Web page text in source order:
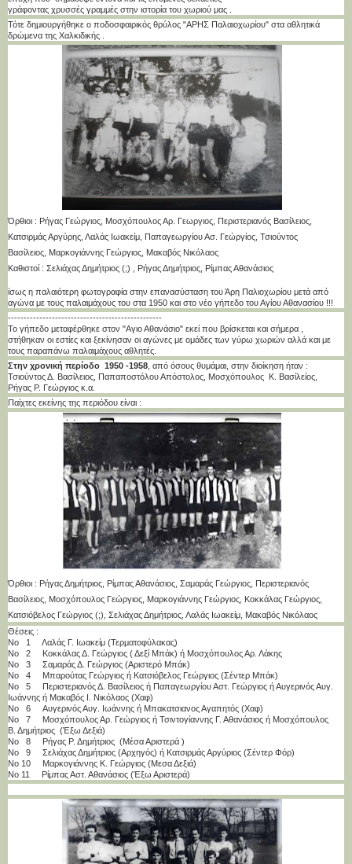
γράφοντας χρυσσές γραμμές στην ιστορία του χωριού μας .
Τότε δημιουργήθηκε ο ποδοσφαιρικός θρύλος "ΑΡΗΣ Παλαιοχωρίου" στα αθλητικά
δρώμενα της Χαλκιδικής .
Όρθιοι : Ρήγας Γεώργιος, Μοσχόπουλος Αρ. Γεωργιος, Περιστεριανός Βασίλειος,
Κατσιρμάς Αργύρης, Λαλάς Ιωακείμ, Παπαγεωργίου Ασ. Γεώργίος, Τσιούντος
Βασίλειος, Μαρκογιάννης Γεώργιος, Μακαβός Νικόλαος
Καθιστοί : Σελιάχας Δημήτριος (;) , Ρήγας Δημήτριος, Ρίμπας Αθανάσιος
ίσως η παλαιότερη φωτογραφία στην επανασύσταση του Άρη Παλιοχωρίου μετά από
αγώνα με τους παλαιμάχους του στα 1950 και στο νέο γήπεδο του Αγίου Αθανασίου !!!
-------------------------------------------------
Το γήπεδο μεταφέρθηκε στον "Αγιο Αθανάσιο" εκεί που βρίσκεται και σήμερα ,
στήθηκαν οι εστίες και ξεκίνησαν οι αγώνες με ομάδες των γύρω χωριών αλλά και με
τους παραπάνω παλαιμάχους αθλητές.
Στην χρονική περίοδο 1950 -1958 , από όσους θυμάμαι, στην διοίκηση ήταν :
Τσιούντος Δ. Βασίλειος, Παπαποστόλου Απόστολος, Μοσχόπουλος Κ. Βασίλείος,
Ρήγας Ρ. Γεώργιος κ.α.
Παίχτες εκείνης της περιόδου είναι :
Όρθιοι : Ρήγας Δημήτριος, Ρίμπας Αθανάσιος, Σαμαράς Γεώργιος, Περιστεριανός
Βασίλειος, Μοσχόπουλος Γεώργιος, Μαρκογιάννης Γεώργιος, Κοκκάλας Γεώργιος,
Κατσιόβελος Γεώργιος (;), Σελιάχας Δημήτριος, Λαλάς Ιωακείμ, Μακαβός Νικόλαος
Θέσεις :
Νο 1 Λαλάς Γ. Ιωακείμ (Τερματοφύλακας)
Νο 2 Κοκκάλας Δ. Γεώργιος ( Δεξί Μπάκ) ή Μοσχόπουλος Αρ. Λάκης
Νο 3 Σαμαράς Δ. Γεώργιος (Αριστερό Μπάκ)
Νο 4 Μπαρούτας Γεώργιος ή Κατσιόβελος Γεώργιος (Σέντερ Μπάκ)
Νο 5 Περιστεριανός Δ. Βασίλειος ή Παπαγεωργίου Αστ. Γεώργιος ή Αυγερινός Αυγ.
Ιωάννης ή Μακαβός Ι. Νικόλαος (Χαφ)
Νο 6 Αυγερινός Αυγ. Ιωάννης ή Μπακατσιανος Αγαπητός (Χαφ)
Νο 7 Μοσχόπουλος Αρ. Γεώργιος ή Τσιντογίαννης Γ. Αθανάσιος ή Μοσχόπουλος
Β. Δημήτριος (Έξω Δεξιά)
Νο 8 Ρήγας Ρ. Δημήτριος (Μέσα Αριστερά )
Νο 9 Σελιάχας Δημήτριος (Αρχηγός) ή Κατσιρμάς Αργύριος (Σέντερ Φόρ)
Νο 10 Μαρκογιάννης Κ. Γεώργιος (Μεσα Δεξιά)
Νο 11 Ρίμπας Αστ. Αθανάσιος (Έξω Αριστερά)